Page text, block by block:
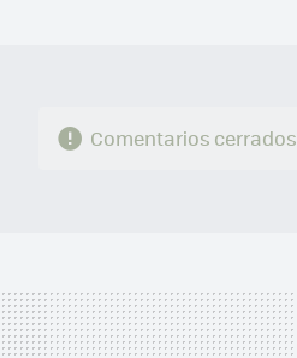
Comentarios cerrados